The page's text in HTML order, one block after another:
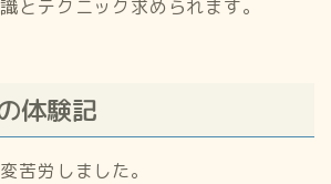
とテクニック求められます。
体験記
苦労しました。